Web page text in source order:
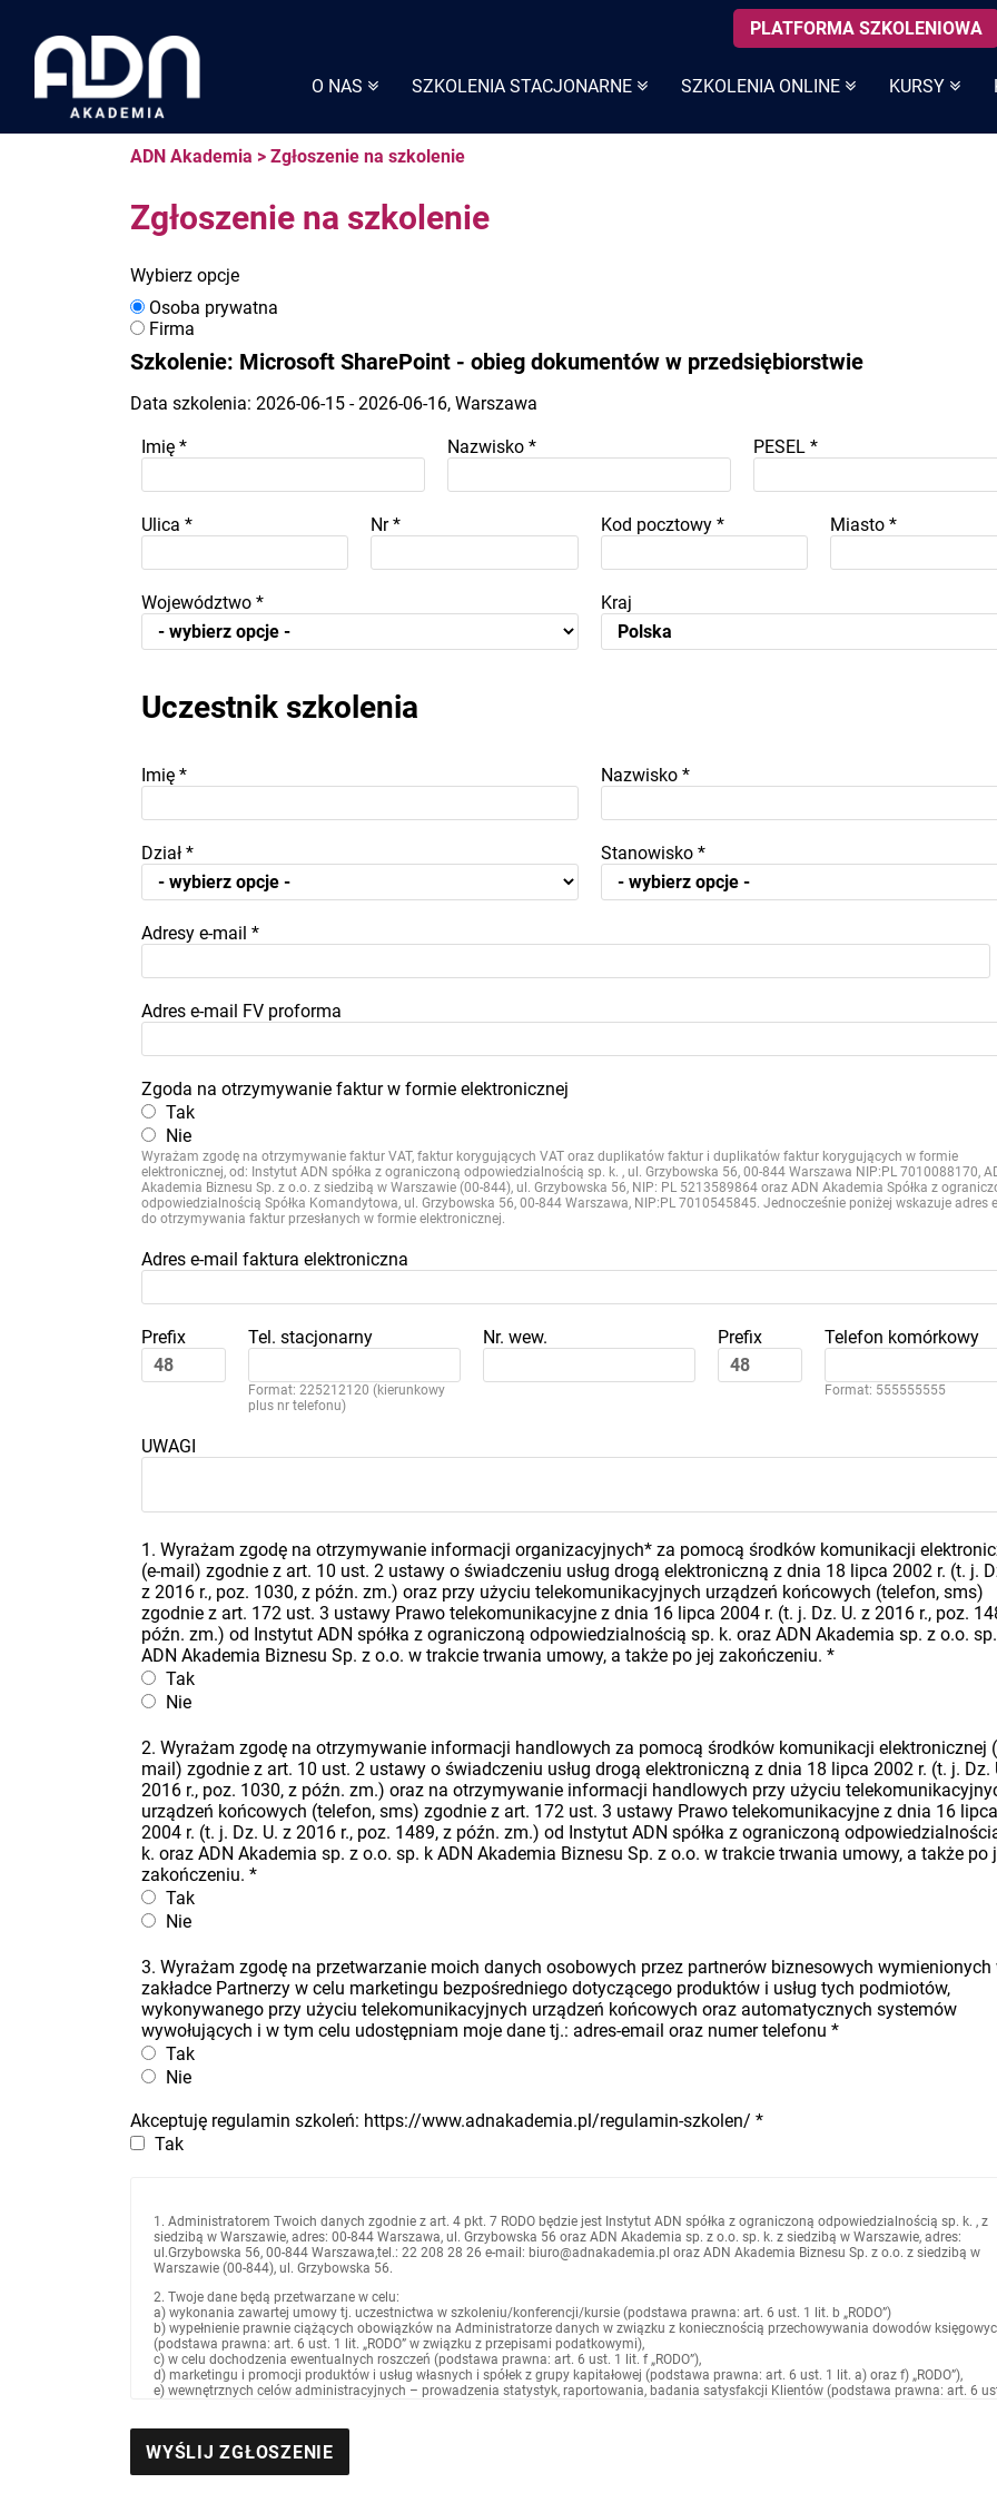
O NAS SZKOLENIA STACJONARNE SZKOLENIA ONLINE KURSY
content
PLATFORMA SZKOLENIOWA
ADN Akademia > Zgłoszenie na szkolenie
Zgłoszenie na szkolenie
Wybierz opcje
Osoba prywatna
Firma
Szkolenie: Microsoft SharePoint - obieg dokumentów w przedsiębiorstwie
Data szkolenia: 2026-06-15 - 2026-06-16, Warszawa
Imię * Nazwisko * PESEL *
Ulica * Nr* Kod pocztowy * Miasto *
Województwo * Kraj
Uczestnik szkolenia
Imię * Nazwisko *
Dział * Stanowisko *
Adresy e-mail *
Adres e-mail FV proforma
Zgoda na otrzymywanie faktur w formie elektronicznej
Tak
Nie
Wyrażam zgodę na otrzymywanie faktur VAT, faktur korygujących VAT oraz duplikatów faktur i duplikatów faktur korygujących w formie
elektronicznej, od: Instytut ADN spółka z ograniczoną odpowiedzialnością sp. k. , ul. Grzybowska 56, 00-844 Warszawa NIP:PL 7010088170,
Akademia Biznesu Sp. z o.o. z siedzibą w Warszawie (00-844), ul. Grzybowska 56, NIP: PL 5213589864 oraz ADN Akademia Spółka z
odpowiedzialnością Spółka Komandytowa, ul. Grzybowska 56, 00-844 Warszawa, NIP:PL 7010545845. Jednocześnie poniżej wskazuje adres
do otrzymywania faktur przesłanych w formie elektronicznej.
Adres e-mail faktura elektroniczna
Prefix Tel. stacjonarny
Format: 225212120 (kierunkowy
plus nr telefonu)
Nr. wew. Prefix Telefon komórkowy
Format: 555555555
UWAGI
1. Wyrażam zgodę na otrzymywanie informacji organizacyjnych* za pomocą środków komunikacji
(e-mail) zgodnie z art. 10 ust. 2 ustawy o świadczeniu usług drogą elektroniczną z dnia 18 lipca 2002 r. (t. j.
z 2016 r., poz. 1030, z późn. zm.) oraz przy użyciu telekomunikacyjnych urządzeń końcowych (telefon, sms)
zgodnie z art. 172 ust. 3 ustawy Prawo telekomunikacyjne z dnia 16 lipca 2004 r. (t. j. Dz. U. z 2016 r., poz.
późn. zm.) od Instytut ADN spółka z ograniczoną odpowiedzialnością sp. k. oraz ADN Akademia sp. z o.o.
ADN Akademia Biznesu Sp. z o.o. w trakcie trwania umowy, a także po jej zakończeniu. *
Tak
Nie
2. Wyrażam zgodę na otrzymywanie informacji handlowych za pomocą środków komunikacji elektronicznej
mail) zgodnie z art. 10 ust. 2 ustawy o świadczeniu usług drogą elektroniczną z dnia 18 lipca 2002 r. (t. j. Dz.
2016 r., poz. 1030, z późn. zm.) oraz na otrzymywanie informacji handlowych przy użyciu
urządzeń końcowych (telefon, sms) zgodnie z art. 172 ust. 3 ustawy Prawo telekomunikacyjne z dnia 16 lipca
2004 r. (t. j. Dz. U. z 2016 r., poz. 1489, z późn. zm.) od Instytut ADN spółka z ograniczoną
k. oraz ADN Akademia sp. z o.o. sp. k ADN Akademia Biznesu Sp. z o.o. w trakcie trwania umowy, a także po
zakończeniu. *
Tak
Nie
3. Wyrażam zgodę na przetwarzanie moich danych osobowych przez partnerów biznesowych wymienionych
zakładce Partnerzy w celu marketingu bezpośredniego dotyczącego produktów i usług tych podmiotów,
wykonywanego przy użyciu telekomunikacyjnych urządzeń końcowych oraz automatycznych systemów
wywołujących i w tym celu udostępniam moje dane tj.: adres-email oraz numer telefonu *
Tak
Nie
Akceptuję regulamin szkoleń: https://www.adnakademia.pl/regulamin-szkolen/ *
Tak
1. Administratorem Twoich danych zgodnie z art. 4 pkt. 7 RODO będzie jest Instytut ADN spółka z ograniczoną odpowiedzialnością sp. k. , z
siedzibą w Warszawie, adres: 00-844 Warszawa, ul. Grzybowska 56 oraz ADN Akademia sp. z o.o. sp. k. z siedzibą w Warszawie, adres:
ul.Grzybowska 56, 00-844 Warszawa,tel.: 22 208 28 26 e-mail: biuro@adnakademia.pl oraz ADN Akademia Biznesu Sp. z o.o. z siedzibą w
Warszawie (00-844), ul. Grzybowska 56.
2. Twoje dane będą przetwarzane w celu:
a) wykonania zawartej umowy tj. uczestnictwa w szkoleniu/konferencji/kursie (podstawa prawna: art. 6 ust. 1 lit. b „RODO”)
b) wypełnienie prawnie ciążących obowiązków na Administratorze danych w związku z koniecznością przechowywania dowodów
(podstawa prawna: art. 6 ust. 1 lit. „RODO” w związku z przepisami podatkowymi),
c) w celu dochodzenia ewentualnych roszczeń (podstawa prawna: art. 6 ust. 1 lit. f „RODO”),
d) marketingu i promocji produktów i usług własnych i spółek z grupy kapitałowej (podstawa prawna: art. 6 ust. 1 lit. a) oraz f) „RODO”),
e) wewnętrznych celów administracyjnych – prowadzenia statystyk, raportowania, badania satysfakcji Klientów (podstawa prawna: art. 6
3. Odbiorcami Twoich danych osobowych w związku z realizacją celów wskazanych w pkt. 2 mogą być:
a) osoby upoważnione przez Administratora – pracownicy oraz współpracownicy